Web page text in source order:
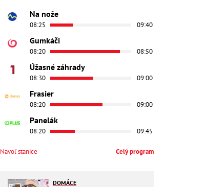
Na nože
08:25 09:40
Gumkáči
08:20 08:50
Úžasné záhrady
08:30 09:00
Frasier
08:20 09:00
Panelák
08:20 09:45
Navoľ stanice Celý program
DOMÁCE